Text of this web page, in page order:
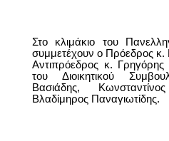
Στο κλιμάκιο του
συμμετέχουν ο Πρόεδρος
Αντιπρόεδρος κ.
του Διοικητικού
Βασιάδης,
Βλαδίμηρος Παναγιωτίδης.